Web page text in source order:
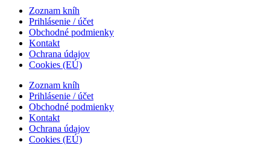
Zoznam kníh
Prihlásenie / účet
Obchodné podmienky
Kontakt
Ochrana údajov
Cookies (EÚ)
Zoznam kníh
Prihlásenie / účet
Obchodné podmienky
Kontakt
Ochrana údajov
Cookies (EÚ)